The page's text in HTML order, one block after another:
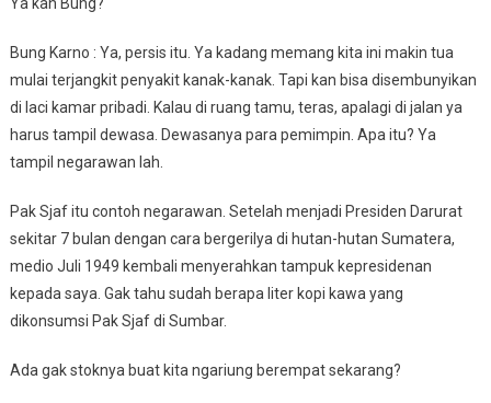
Bung Karno : Ya, persis itu. Ya kadang memang kita ini makin tua
mulai terjangkit penyakit kanak-kanak. Tapi kan bisa disembunyikan
di laci kamar pribadi. Kalau di ruang tamu, teras, apalagi di jalan ya
harus tampil dewasa. Dewasanya para pemimpin. Apa itu? Ya
tampil negarawan lah.
Pak Sjaf itu contoh negarawan. Setelah menjadi Presiden Darurat
sekitar 7 bulan dengan cara bergerilya di hutan-hutan Sumatera,
medio Juli 1949 kembali menyerahkan tampuk kepresidenan
kepada saya. Gak tahu sudah berapa liter kopi kawa yang
dikonsumsi Pak Sjaf di Sumbar.
Ada gak stoknya buat kita ngariung berempat sekarang?